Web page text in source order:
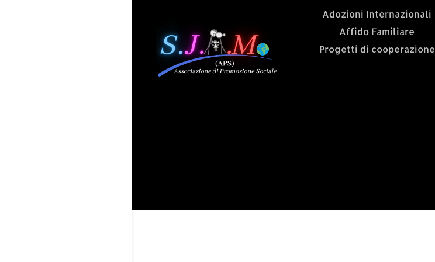
Adozioni Internazionali
Affido Familiare
Progetti di cooperazione